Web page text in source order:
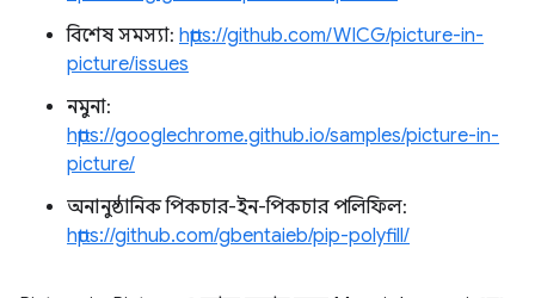
বিশেষ সমস্যা: https://github.com/WICG/picture-in-
picture/issues
নমুনা:
https://googlechrome.github.io/samples/picture-in-
picture/
অনানুষ্ঠানিক পিকচার-ইন-পিকচার পলিফিল:
https://github.com/gbentaieb/pip-polyfill/